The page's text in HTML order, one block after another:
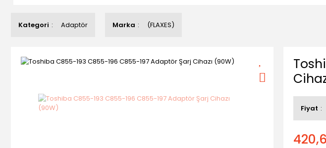
Kategori Adaptör Marka (FLAXES)
Fiyat